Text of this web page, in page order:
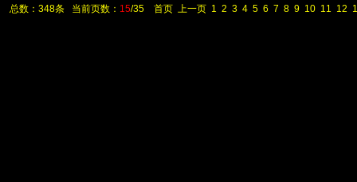
总数：348条 当前页数： 15/35 首页 上一页 1 2 3 4 5 6 7 8 9 10 11 12